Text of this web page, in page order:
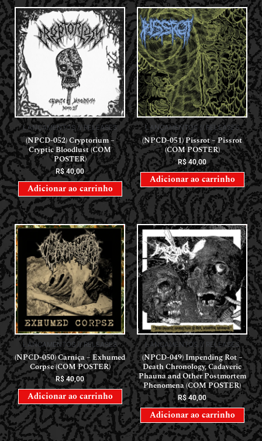
LANÇAMENTOS // RELEASES
(NPCD-052) Cryptorium –
Cryptic Bloodlust (COM
POSTER)
R$40,00
Adicionar ao carrinho
LANÇAMENTOS // RELEASES
(NPCD-051) Pissrot – Pissrot
(COM POSTER)
R$40,00
Adicionar ao carrinho
LANÇAMENTOS // RELEASES
(NPCD-050) Carniça – Exhumed
Corpse (COM POSTER)
R$40,00
Adicionar ao carrinho
LANÇAMENTOS // RELEASES
(NPCD-049) Impending Rot –
Death Chronology, Cadaveric
Phauna and Other Postmortem
Phenomena (COM POSTER)
R$40,00
Adicionar ao carrinho